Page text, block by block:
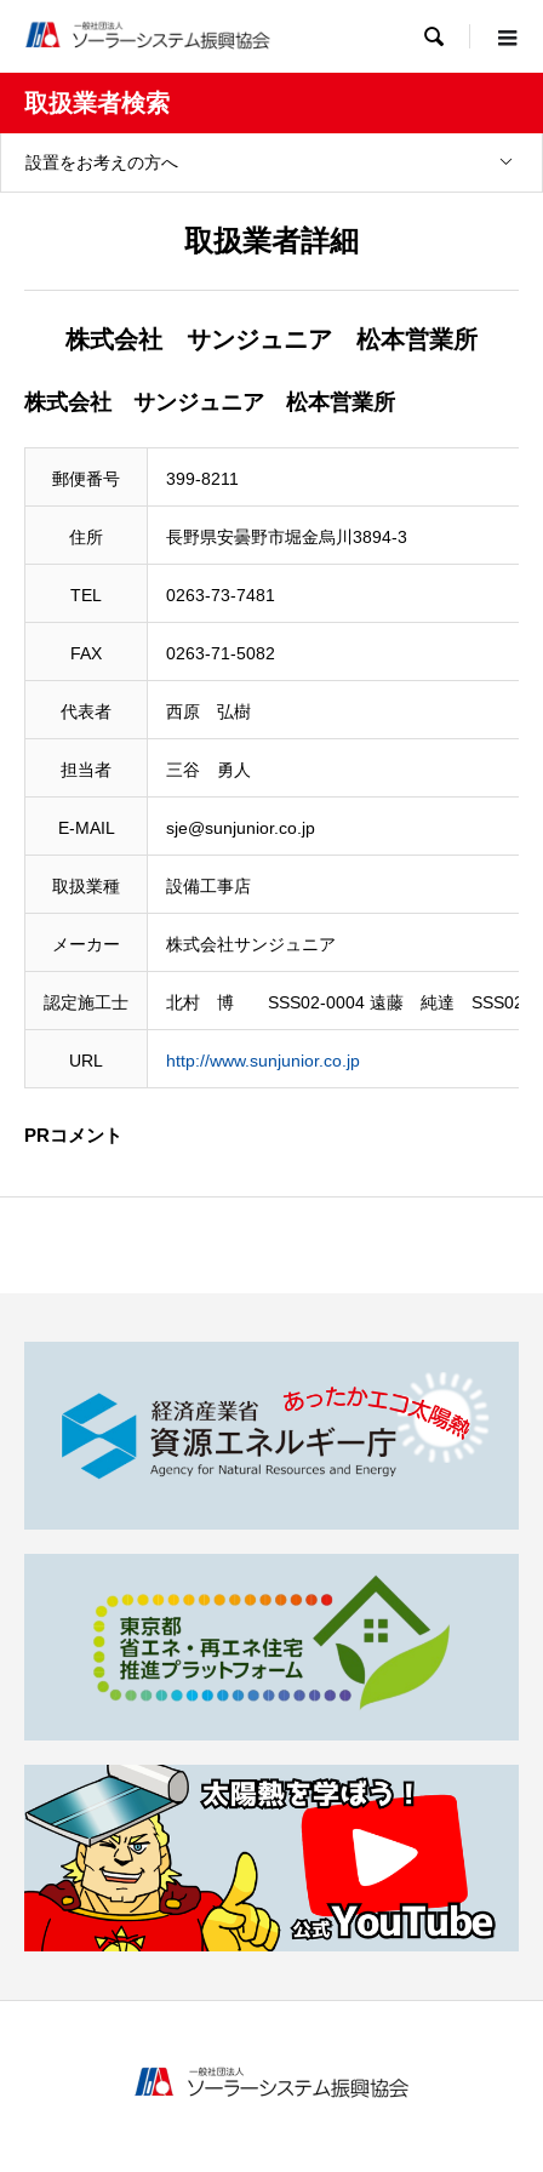

取扱業者検索
設置をお考えの方へ
取扱業者詳細
株式会社 サンジュニア 松本営業所
株式会社 サンジュニア 松本営業所
郵便番号 399-8211
住所 長野県安曇野市堀金烏川3894-3
TEL 0263-73-7481
FAX 0263-71-5082
代表者 西原 弘樹
担当者 三谷 勇人
E-MAIL sje@sunjunior.co.jp
取扱業種 設備工事店
メーカー 株式会社サンジュニア
認定施工士 北村 博 SSS02-0004 遠藤 純達 SSS02-
URL http://www.sunjunior.co.jp
PRコメント